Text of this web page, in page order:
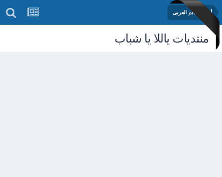
أخبار العالم العربى
منتديات ياللا يا شباب